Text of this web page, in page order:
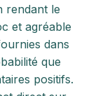
rendant le
et agréable
dans
que
positifs.